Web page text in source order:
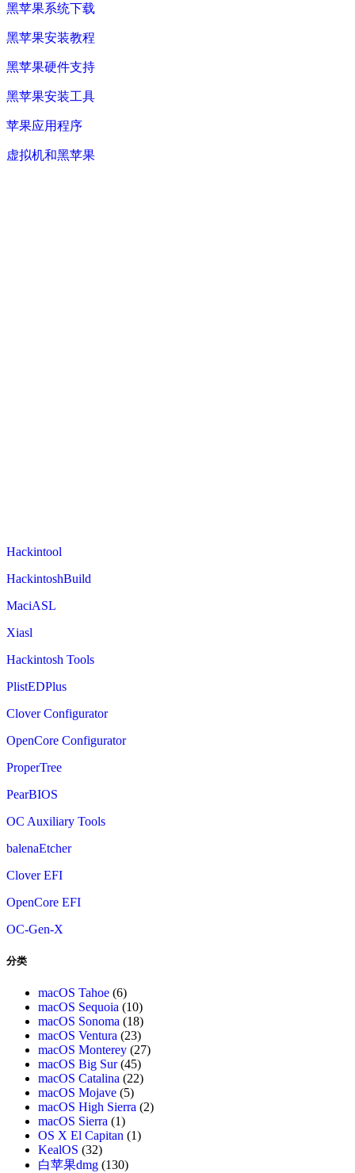
黑苹果系统下载
黑苹果安装教程
黑苹果硬件支持
黑苹果安装工具
苹果应用程序
虚拟机和黑苹果
Hackintool
HackintoshBuild
MaciASL
Xiasl
Hackintosh Tools
PlistEDPlus
Clover Configurator
OpenCore Configurator
ProperTree
PearBIOS
OC Auxiliary Tools
balenaEtcher
Clover EFI
OpenCore EFI
OC-Gen-X
分类
macOS Tahoe (6)
macOS Sequoia (10)
macOS Sonoma (18)
macOS Ventura (23)
macOS Monterey (27)
macOS Big Sur(45)
macOS Catalina (22)
macOS Mojave (5)
macOS High Sierra (2)
macOS Sierra (1)
OS X El Capitan (1)
KealOS (32)
白苹果dmg (130)